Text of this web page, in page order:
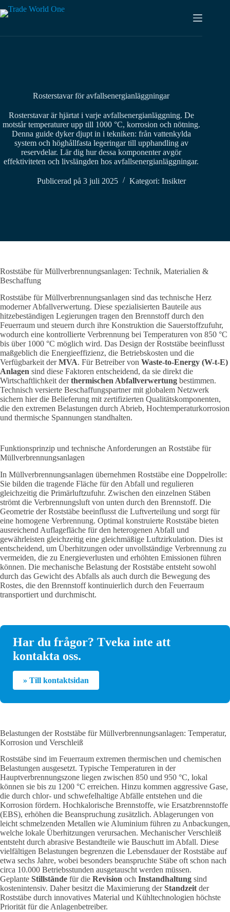
till
Rosterstavar för avfallsenergianläggningar
Rosterstavar är hjärtat i varje avfallsenergianläggning. De
motstår temperaturer upp till 1000 °C, korrosion och nötning.
Denna guide dyker djupt in i tekniken: från vattenkylda
system och höghållfasta legeringar till upphandling av
reservdelar. Lär dig hur dessa komponenter avgör
effektiviteten och livslängden hos avfallsenergianläggningar.
Publicerad på 3 juli 2025 Kategori: Insikter
Roststäbe für Müllverbrennungsanlagen: Technik, Materialien &
Beschaffung
Roststäbe für Müllverbrennungsanlagen sind das technische Herz
moderner Abfallverwertung. Diese spezialisierten Bauteile aus
hitzebeständigen Legierungen tragen den Brennstoff durch den
Feuerraum und steuern durch ihre Konstruktion die Sauerstoffzufuhr,
wodurch eine kontrollierte Verbrennung bei Temperaturen von 850 °C
bis über 1000 °C möglich wird. Das Design der Roststäbe beeinflusst
maßgeblich die Energieeffizienz, die Betriebskosten und die
Verfügbarkeit derMVA. Für Betreiber von Waste-to-Energy (W-t-E)
Anlagen sind diese Faktoren entscheidend, da sie direkt die
Wirtschaftlichkeit derthermischen Abfallverwertung bestimmen.
Technisch versierte Beschaffungspartner mit globalem Netzwerk
sichern hier die Belieferung mit zertifizierten Qualitätskomponenten,
die den extremen Belastungen durch Abrieb, Hochtemperaturkorrosion
und thermische Spannungen standhalten.
Funktionsprinzip und technische Anforderungen an Roststäbe für
Müllverbrennungsanlagen
In Müllverbrennungsanlagen übernehmen Roststäbe eine Doppelrolle:
Sie bilden die tragende Fläche für den Abfall und regulieren
gleichzeitig die Primärluftzufuhr. Zwischen den einzelnen Stäben
strömt die Verbrennungsluft von unten durch den Brennstoff. Die
Geometrie der Roststäbe beeinflusst die Luftverteilung und sorgt für
eine homogene Verbrennung. Optimal konstruierte Roststäbe bieten
ausreichend Auflagefläche für den heterogenen Abfall und
gewährleisten gleichzeitig eine gleichmäßige Luftzirkulation. Dies ist
entscheidend, um Überhitzungen oder unvollständige Verbrennung zu
vermeiden, die zu Energieverlusten und erhöhten Emissionen führen
können. Die mechanische Belastung der Roststäbe entsteht sowohl
durch das Gewicht des Abfalls als auch durch die Bewegung des
Rostes, die den Brennstoff kontinuierlich durch den Feuerraum
transportiert und durchmischt.
Har du frågor? Tveka inte att
kontakta oss.
» Till kontaktsidan
Belastungen der Roststäbe für Müllverbrennungsanlagen: Temperatur,
Korrosion und Verschleiß
Roststäbe sind im Feuerraum extremen thermischen und chemischen
Belastungen ausgesetzt. Typische Temperaturen in der
Hauptverbrennungszone liegen zwischen 850 und 950 °C, lokal
können sie bis zu 1200 °C erreichen. Hinzu kommen aggressive Gase,
die durch chlor- und schwefelhaltige Abfälle entstehen und die
Korrosion fördern. Hochkalorische Brennstoffe, wie Ersatzbrennstoffe
(EBS), erhöhen die Beanspruchung zusätzlich. Ablagerungen von
leicht schmelzenden Metallen wie Aluminium führen zu Anbackungen,
welche lokale Überhitzungen verursachen. Mechanischer Verschleiß
entsteht durch abrasive Bestandteile wie Bauschutt im Abfall. Diese
vielfältigen Belastungen begrenzen die Lebensdauer der Roststäbe auf
etwa sechs Jahre, wobei besonders beanspruchte Stäbe oft schon nach
circa 10.000 Betriebsstunden ausgetauscht werden müssen.
Geplante Stillstände für die Revision och Instandhaltung sind
kostenintensiv. Daher besitzt die Maximierung derStandzeit der
Roststäbe durch innovatives Material und Kühltechnologien höchste
Priorität für die Anlagenbetreiber.